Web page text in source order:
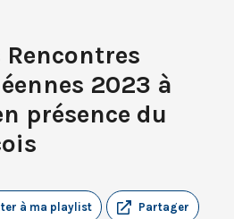
2023 à
présence du
Partager
à ma playlist